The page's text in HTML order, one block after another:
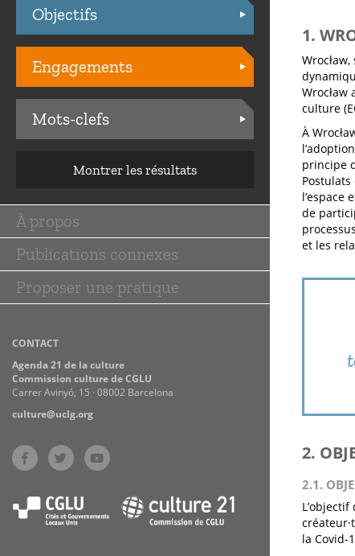
Practices
Objectifs
Engagements
Mots-clefs
Montrer les résultats
Main
navigation
À propos
Publications connexes
Proposer une pratique
CONTACT
Agenda 21 de la culture
Commission culture de CGLU
Carrer Avinyó, 15 · 08002 Barcelona
culture@uclg.org
1.
culture
À
principe
l’espace
de
et les
2.
2.1.
la Covid-